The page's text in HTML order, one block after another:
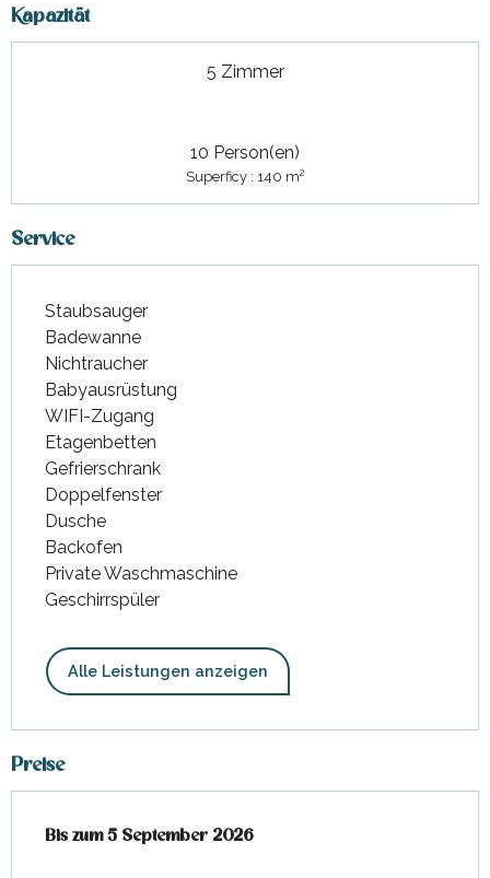
Kapazität
5 Zimmer
10 Person(en)
Superficy : 140 m2
Service
Staubsauger
Badewanne
Nichtraucher
Babyausrüstung
WIFI-Zugang
Etagenbetten
Gefrierschrank
Doppelfenster
Dusche
Backofen
Private Waschmaschine
Geschirrspüler
Alle Leistungen anzeigen
Preise
ab25 Juli 2026bis zum5 September 2026
Bis zum5 September 2026